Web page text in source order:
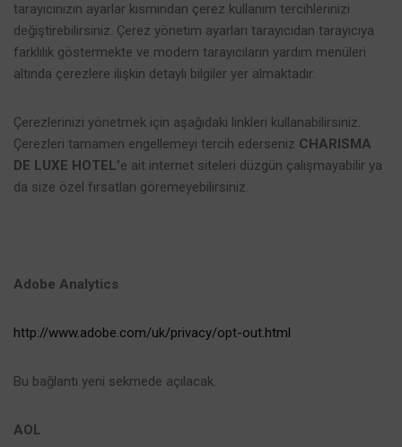
tarayıcınızın ayarlar kısmından çerez kullanım tercihlerinizi
değiştirebilirsiniz. Çerez yönetim ayarları tarayıcıdan tarayıcıya
farklılık göstermekte ve modern tarayıcıların yardım menüleri
altında çerezlere ilişkin detaylı bilgiler yer almaktadır.
Çerezlerinizi yönetmek için aşağıdaki linkleri kullanabilirsiniz.
Çerezleri tamamen engellemeyi tercih ederseniz CHARISMA
DE LUXE HOTEL’e ait internet siteleri düzgün çalışmayabilir ya
da size özel fırsatları göremeyebilirsiniz.
Adobe Analytics
http://www.adobe.com/uk/privacy/opt-out.html
Bu bağlantı yeni sekmede açılacak.
AOL